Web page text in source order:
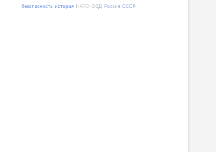
безопасность история НАТО ОВД Россия СССР